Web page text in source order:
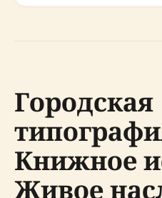
Городская
Книжное
Живое